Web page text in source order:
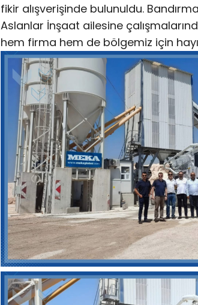
fikir alışverişinde bulunuldu.
Aslanlar İnşaat ailesine
hem firma hem de bölgemiz için